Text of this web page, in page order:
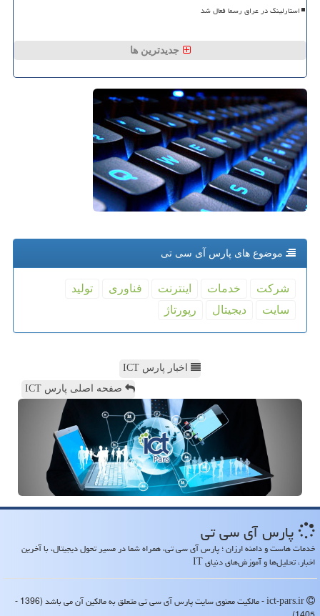
استارلینک در عراق رسما فعال شد
جدیدترین ها
موضوع های پارس آی سی تی
شركت خدمات اینترنت فناوری
تولید
سایت
دیجیتال رپورتاژ
اخبار پارس ICT
صفحه اصلی پارس ICT
پارس آی سی تی
خدمات هاست و دامنه ارزان ؛ پارس آی سی تی، همراه شما در مسیر تحول دیجیتال، با آخرین
اخبار، تحلیل‌ها و آموزش‌های دنیای IT
ict-pars.ir - مالکیت معنوی سایت پارس آی سی تی متعلق به مالکین آن می باشد (1396 -